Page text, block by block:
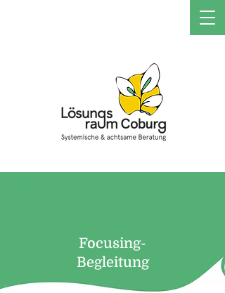
Focusing-
Begleitung